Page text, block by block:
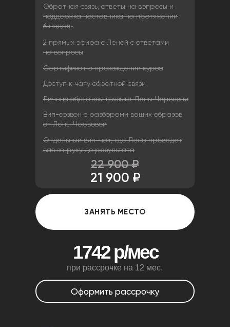
ЗАНЯТЬ МЕСТО
Обратная связь, ответы на вопросы и
поддержка наставника на протяжении
6 недель
2 прямых эфира с Леной с ответами
на вопросы
Сертификат о прохождении курса
Доступ к чату обратной связи
Личная обратная связь от Лены Червовой
Вип-созвон с разборами ваших образов
от Лены Червовой
Отдельный вип-чат, где Лена проведет
вас за руку до результата
22 900 ₽
21 900 ₽
Оформить рассрочку
1742 р/мес
при рассрочке на 12 мес.